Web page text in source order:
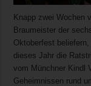
Knapp zwei Wochen
Braumeister der
Oktoberfest
dieses Jahr die
vom Münchner Kindl
Geheimnissen rund